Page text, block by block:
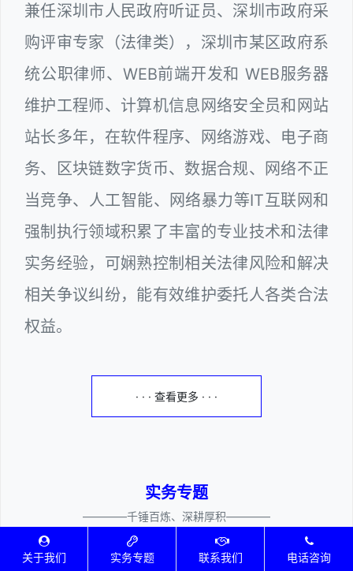
兼任深圳市人民政府听证员、深圳市政府采
购评审专家（法律类），深圳市某区政府系
统公职律师、WEB前端开发和 WEB服务器
维护工程师、计算机信息网络安全员和网站
站长多年，在软件程序、网络游戏、电子商
务、区块链数字货币、数据合规、网络不正
当竞争、人工智能、网络暴力等IT互联网和
强制执行领域积累了丰富的专业技术和法律
实务经验，可娴熟控制相关法律风险和解决
相关争议纠纷，能有效维护委托人各类合法
权益。
· · · 查看更多 · · ·
实务专题
————千锤百炼、深耕厚积————
关于我们 实务专题 联系我们 电话咨询